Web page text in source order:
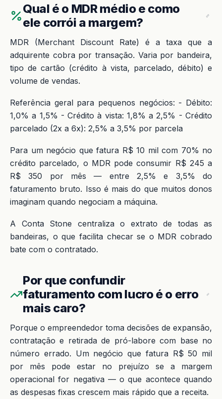
Qual é o MDR médio e como
ele corrói a margem?
MDR (Merchant Discount Rate) é a taxa que a
adquirente cobra por transação. Varia por bandeira,
tipo de cartão (crédito à vista, parcelado, débito) e
volume de vendas.
Referência geral para pequenos negócios: - Débito:
1,0% a 1,5% - Crédito à vista: 1,8% a 2,5% - Crédito
parcelado (2x a 6x): 2,5% a 3,5% por parcela
Para um negócio que fatura R$ 10 mil com 70% no
crédito parcelado, o MDR pode consumir R$ 245 a
R$ 350 por mês — entre 2,5% e 3,5% do
faturamento bruto. Isso é mais do que muitos donos
imaginam quando negociam a máquina.
A Conta Stone centraliza o extrato de todas as
bandeiras, o que facilita checar se o MDR cobrado
bate com o contratado.
Por que confundir
faturamento com lucro é o erro
mais caro?
Porque o empreendedor toma decisões de expansão,
contratação e retirada de pró-labore com base no
número errado. Um negócio que fatura R$ 50 mil
por mês pode estar no prejuízo se a margem
operacional for negativa — o que acontece quando
as despesas fixas crescem mais rápido que a receita.